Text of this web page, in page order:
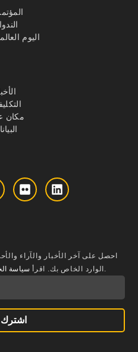
اليوم
مكان
احصل على آخر الأخبار والآراء
الوارد الخاص بك. اقرأ سياسة
اشترك